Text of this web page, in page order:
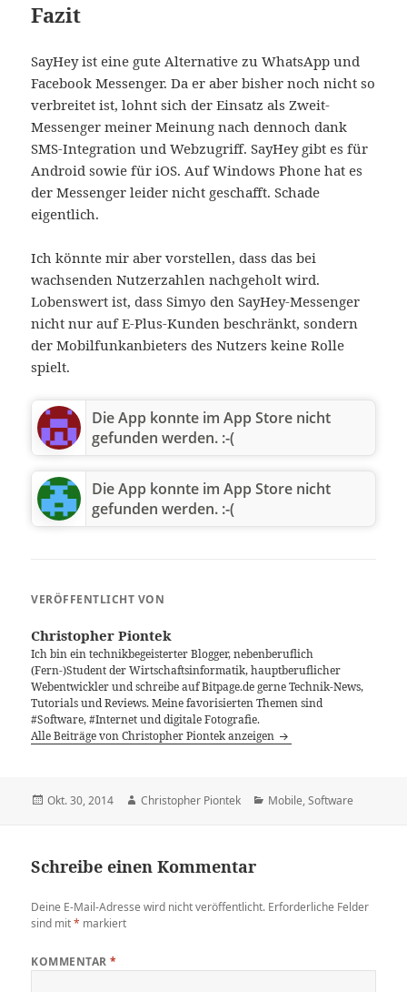
Fazit
SayHey ist eine gute Alternative zu WhatsApp und
Facebook Messenger. Da er aber bisher noch nicht so
verbreitet ist, lohnt sich der Einsatz als Zweit-
Messenger meiner Meinung nach dennoch dank
SMS-Integration und Webzugriff. SayHey gibt es für
Android sowie für iOS. Auf Windows Phone hat es
der Messenger leider nicht geschafft. Schade
eigentlich.
Ich könnte mir aber vorstellen, dass das bei
wachsenden Nutzerzahlen nachgeholt wird.
Lobenswert ist, dass Simyo den SayHey-Messenger
nicht nur auf E-Plus-Kunden beschränkt, sondern
der Mobilfunkanbieters des Nutzers keine Rolle
spielt.
Die App konnte im App Store nicht
gefunden werden. :-(
Die App konnte im App Store nicht
gefunden werden. :-(
VERÖFFENTLICHT VON
Christopher Piontek
Ich bin ein technikbegeisterter Blogger, nebenberuflich
(Fern-)Student der Wirtschaftsinformatik, hauptberuflicher
Webentwickler und schreibe auf Bitpage.de gerne Technik-News,
Tutorials und Reviews. Meine favorisierten Themen sind
#Software, #Internet und digitale Fotografie.
Alle Beiträge von Christopher Piontek anzeigen
Veröffentlicht
Okt. 30, 2014 Autor
Christopher Piontek Kategorien
Mobile,Software
Schreibe einen Kommentar
Deine E-Mail-Adresse wird nicht veröffentlicht. Erforderliche Felder
sind mit* markiert
KOMMENTAR*